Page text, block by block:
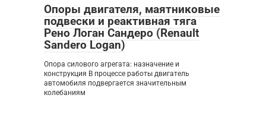
Опоры двигателя, маятниковые
подвески и реактивная тяга
Рено Логан Сандеро (Renault
Sandero Logan)
Опора силового агрегата: назначение и
конструкция В процессе работы двигатель
автомобиля подвергается значительным
колебаниям